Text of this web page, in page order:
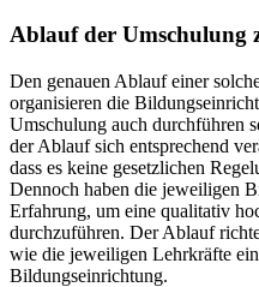
Ablauf der Umschulung
Den genauen Ablauf einer
organisieren die
Umschulung auch durchführen
der Ablauf sich entsprechend
dass es keine gesetzlichen
Dennoch haben die jeweiligen
Erfahrung, um eine qualitativ
durchzuführen. Der Ablauf
wie die jeweiligen Lehrkräfte
Bildungseinrichtung.